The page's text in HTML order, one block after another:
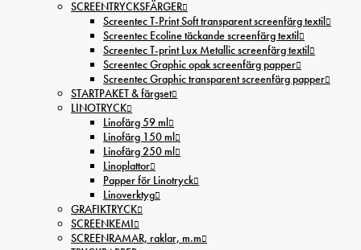
SCREENTRYCKSFÄRGER
Screentec T-Print Soft transparent screenfärg textil
Screentec Ecoline täckande screenfärg textil
Screentec T-print Lux Metallic screenfärg textil
Screentec Graphic opak screenfärg papper
Screentec Graphic transparent screenfärg papper
STARTPAKET & färgset
LINOTRYCK
Linofärg 59 ml
Linofärg 150 ml
Linofärg 250 ml
Linoplattor
Papper för Linotryck
Linoverktyg
GRAFIKTRYCK
SCREENKEMI
SCREENRAMAR, raklar, m.m